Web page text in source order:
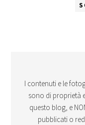
I contenuti e le
sono di proprietà
questo blog, e
pubblicati o